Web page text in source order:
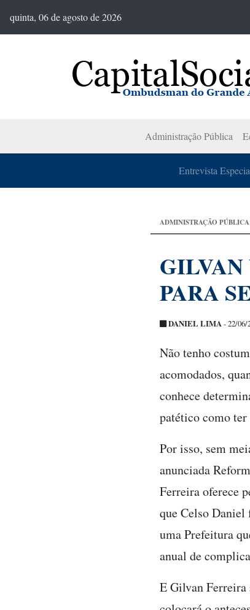
quinta, 06 de agosto de 2026
Administração Pública
Entrevista
ADMINISTRAÇÃO PÚBLICA
PARA
DANIEL LIMA- 22/06/
Não tenho
acomodados,
conhece
patético como ter
Por isso, sem
anunciada
Ferreira oferece
que Celso Daniel
uma Prefeitura
anual de
E Gilvan Ferreira